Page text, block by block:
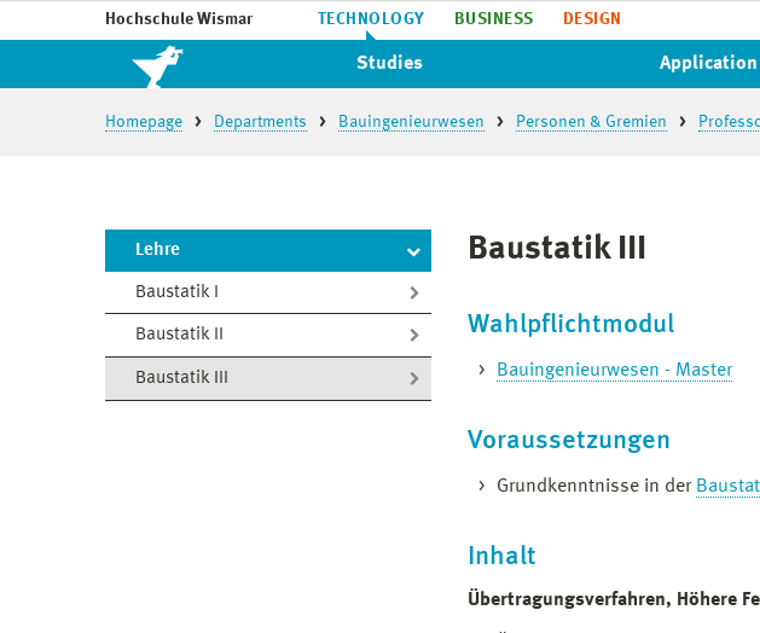
Hochschule Wismar TECHNOLOGY BUSINESS DESIGN
Studies Application
Homepage Departments Bauingenieurwesen Personen & Gremien
Lehre
Baustatik I
Baustatik II
Baustatik III
Baustatik III
Wahlpflichtmodul
Bauingenieurwesen - Master
Voraussetzungen
Grundkenntnisse in der
Inhalt
Übertragungsverfahren, Höhere